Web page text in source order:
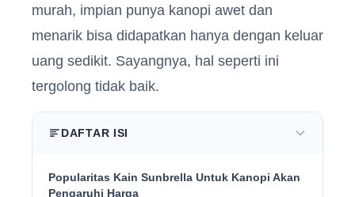
murah, impian punya kanopi awet dan
menarik bisa didapatkan hanya dengan keluar
uang sedikit. Sayangnya, hal seperti ini
tergolong tidak baik.
DAFTAR ISI
Popularitas Kain Sunbrella Untuk Kanopi Akan
Pengaruhi Harga